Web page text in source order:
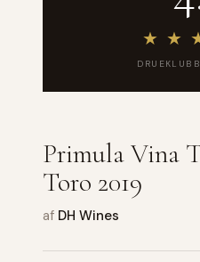
★ ★
Primula Vina
Toro 2019
af DH Wines